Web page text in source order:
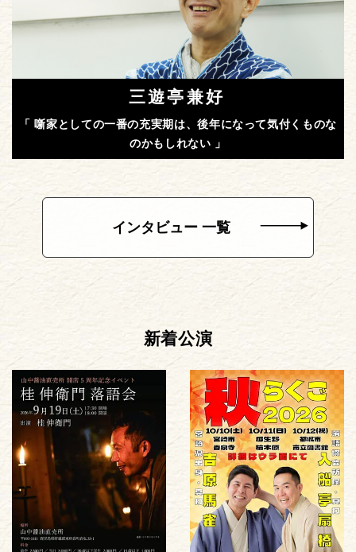
三遊亭兼好
「 噺家としての一番の充実期は、後年になって気付くものな
のかもしれない 」
インタビュー 一覧
新着公演